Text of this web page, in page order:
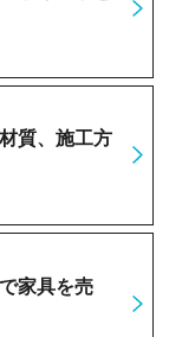
質、施工方
家具を売